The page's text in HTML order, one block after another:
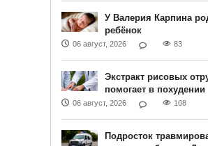
У Валерия Карпина
ребёнок
06 август, 2026 83
Экстракт рисовых
помогает в похудении
06 август, 2026 108
Подросток